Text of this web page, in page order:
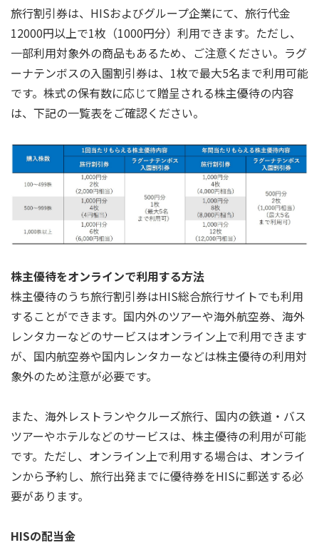
旅行割引券は、HISおよびグループ企業にて、旅行代金
12000円以上で1枚（1000円分）利用できます。ただし、
一部利用対象外の商品もあるため、ご注意ください。ラグ
ーナテンボスの入園割引券は、1枚で最大5名まで利用可能
です。株式の保有数に応じて贈呈される株主優待の内容
は、下記の一覧表をご確認ください。
株主優待をオンラインで利用する方法
株主優待のうち旅行割引券はHIS総合旅行サイトでも利用
することができます。国内外のツアーや海外航空券、海外
レンタカーなどのサービスはオンライン上で利用できます
が、国内航空券や国内レンタカーなどは株主優待の利用対
象外のため注意が必要です。
また、海外レストランやクルーズ旅行、国内の鉄道・バス
ツアーやホテルなどのサービスは、株主優待の利用が可能
です。ただし、オンライン上で利用する場合は、オンライ
ンから予約し、旅行出発までに優待券をHISに郵送する必
要があります。
HISの配当金